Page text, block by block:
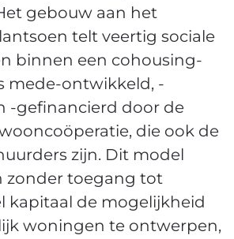
gebouw aan het
telt veertig sociale
binnen een cohousing-
mede-ontwikkeld, -
-gefinancierd door de
die ook de
zijn. Dit model
zonder toegang tot
kapitaal de mogelijkheid
woningen te ontwerpen,